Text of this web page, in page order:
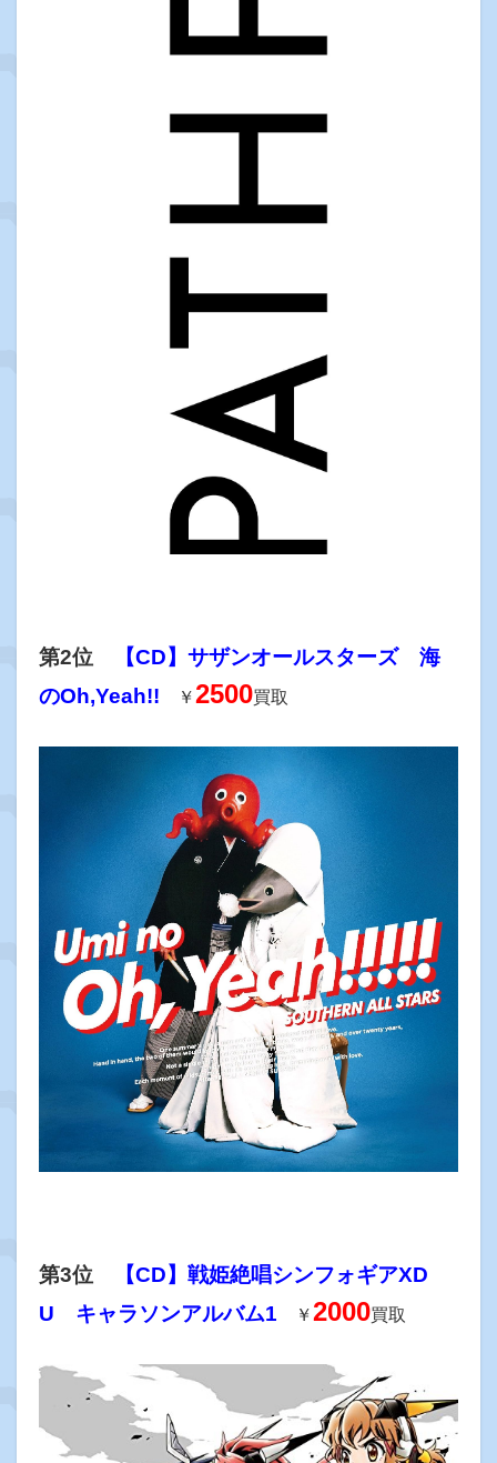
第2位
【CD】サザンオールスターズ 海
のOh,Yeah!! ￥2500買取
第3位
【CD】戦姫絶唱シンフォギアXD
U キャラソンアルバム1 ￥2000買取